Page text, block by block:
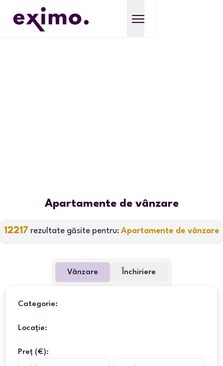
Apartamente de vânzare
12217 rezultate găsite pentru: Apartamente de vânzare
Vânzare Închiriere
Categorie:
Locație:
Preț (€):